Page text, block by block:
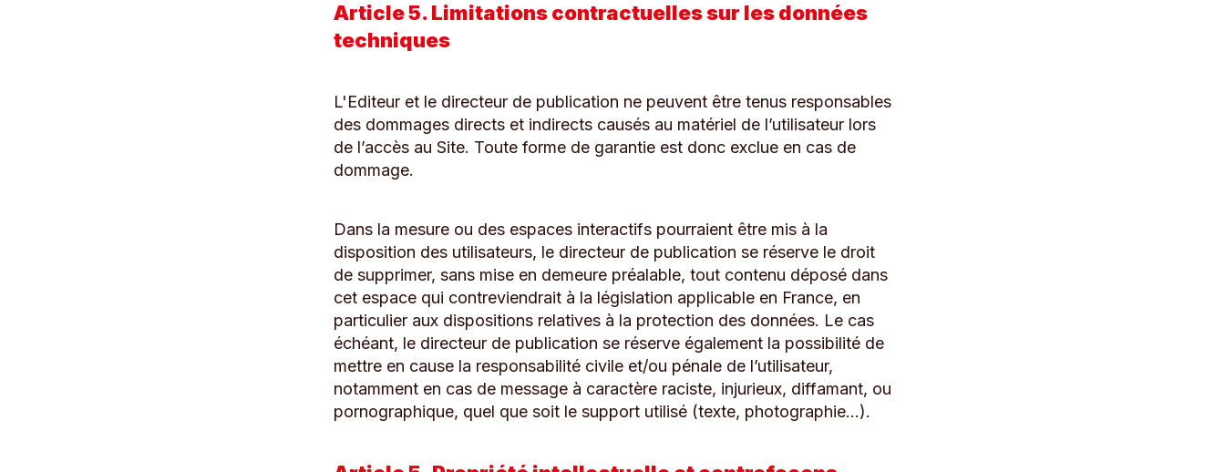
Article 5. Limitations contractuelles sur les données
techniques
L'Editeur et le directeur de publication ne peuvent être tenus responsables
des dommages directs et indirects causés au matériel de l’utilisateur lors
de l’accès au Site. Toute forme de garantie est donc exclue en cas de
dommage.
Dans la mesure ou des espaces interactifs pourraient être mis à la
disposition des utilisateurs, le directeur de publication se réserve le droit
de supprimer, sans mise en demeure préalable, tout contenu déposé dans
cet espace qui contreviendrait à la législation applicable en France, en
particulier aux dispositions relatives à la protection des données. Le cas
échéant, le directeur de publication se réserve également la possibilité de
mettre en cause la responsabilité civile et/ou pénale de l’utilisateur,
notamment en cas de message à caractère raciste, injurieux, diffamant, ou
pornographique, quel que soit le support utilisé (texte, photographie…).